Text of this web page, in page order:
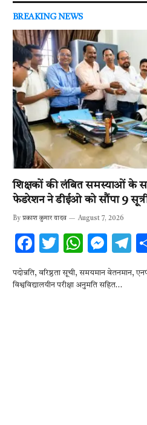
BREAKING NEWS
शिक्षकों की लंबित समस्याओं के
फेडरेशन ने डीईओ को सौंपा 9
By प्रकाश कुमार यादव August 7, 2026
F
e
T
it
W
at
M
se
T
e
पदोन्नति, वरिष्ठता सूची, समयमान वेतनमान,
विश्वविद्यालयीन परीक्षा अनुमति सहित…